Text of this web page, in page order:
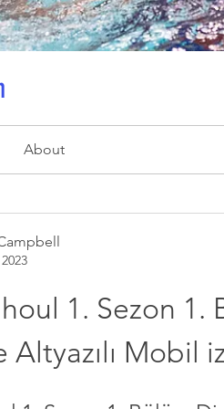
About
1. Sezon 1.
Altyazılı Mobil